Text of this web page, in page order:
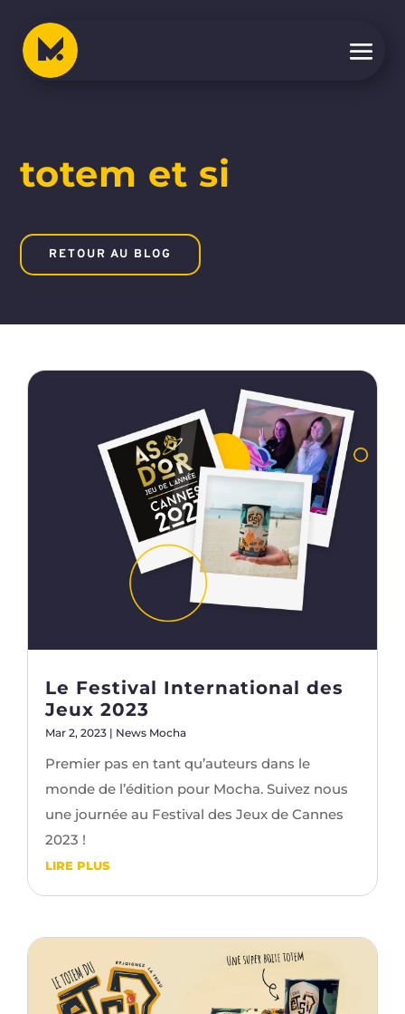
totem et si
RETOUR AU BLOG
Le Festival International des
Jeux 2023
Mar 2, 2023 | News Mocha
Premier pas en tant qu’auteurs dans le
monde de l’édition pour Mocha. Suivez nous
une journée au Festival des Jeux de Cannes
2023 !
LIRE PLUS